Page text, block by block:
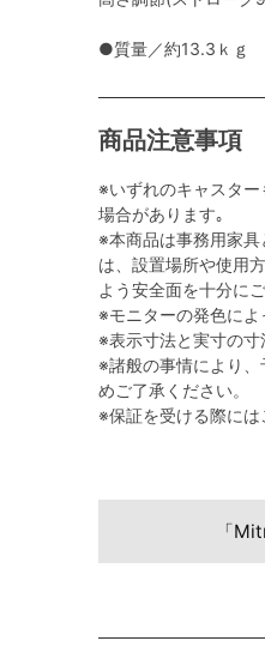
●質量／約13.3ｋｇ
商品注意事項
※いずれのキャスター
場合があります｡
※本商品は事務用家
は、設置場所や使用
よう安全面を十分に
※モニターの発色によ
※表示寸法と実寸の寸
※諸般の事情により
めご了承ください。
※保証を受ける際には
「